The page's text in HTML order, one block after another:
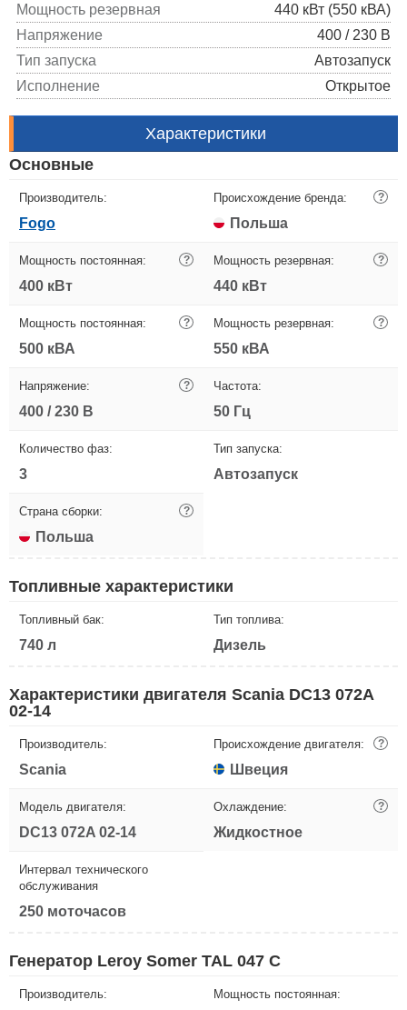
Мощность резервная
440 кВт (550 кВА)
Напряжение
400 / 230 В
Тип запуска
Автозапуск
Исполнение
Открытое
Характеристики
Основные
Производитель:
Fogo
Происхождение бренда: ?
Польша
Мощность постоянная: ?
400 кВт
Мощность резервная: ?
440 кВт
Мощность постоянная: ?
500 кВА
Мощность резервная: ?
550 кВА
Напряжение: ?
400 / 230 В
Частота:
50 Гц
Количество фаз:
3
Тип запуска:
Автозапуск
Страна сборки: ?
Польша
Топливные характеристики
Топливный бак:
740 л
Тип топлива:
Дизель
Характеристики двигателя Scania DC13 072A
02-14
Производитель:
Scania
Происхождение двигателя: ?
Швеция
Модель двигателя:
DC13 072A 02-14
Охлаждение: ?
Жидкостное
Интервал технического
обслуживания
250 моточасов
Генератор Leroy Somer TAL 047 C
Производитель: Мощность постоянная: